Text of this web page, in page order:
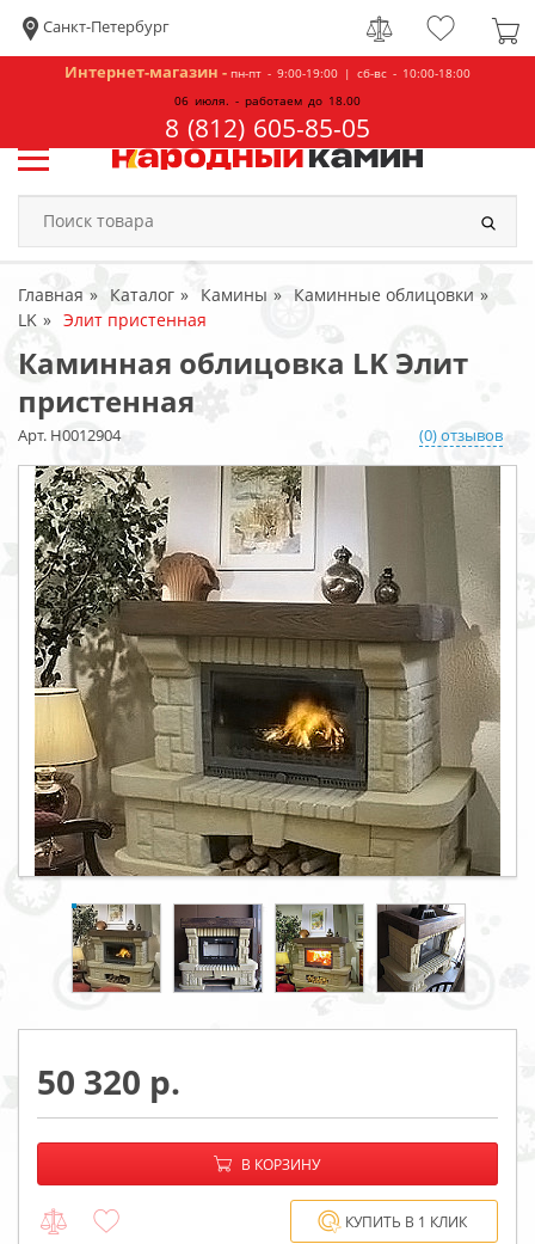
Санкт-Петербург
Интернет-магазин - пн-пт - 9:00-19:00 | сб-вс - 10:00-18:00
06 июля. - работаем до 18.00
8 (812) 605-85-05
Главная Каталог Камины
Каминные облицовки
LK
Элит пристенная
Каминная облицовка LK Элит
пристенная
Арт. Н0012904 (0) отзывов
50 320
−
В КОРЗИНУ
КУПИТЬ В 1 КЛИК